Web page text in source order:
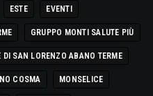
ESTE EVENTI
GRUPPO MONTI SALUTE PIÙ
DI SAN LORENZO ABANO TERME
COSMA MONSELICE